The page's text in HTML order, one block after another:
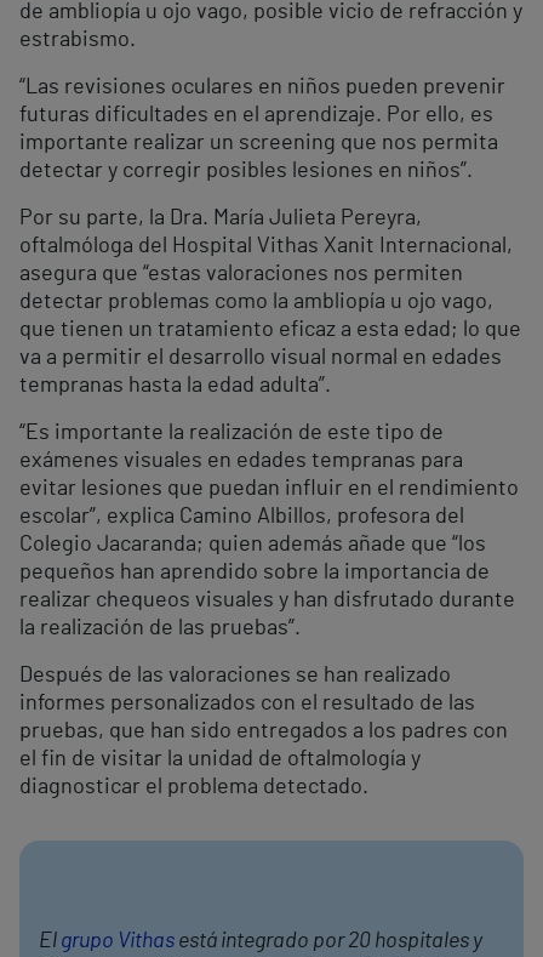
de ambliopía u ojo vago, posible vicio de refracción y
estrabismo.
“Las revisiones oculares en niños pueden prevenir
futuras dificultades en el aprendizaje. Por ello, es
importante realizar un screening que nos permita
detectar y corregir posibles lesiones en niños”.
Por su parte, la Dra. María Julieta Pereyra,
oftalmóloga del Hospital Vithas Xanit Internacional,
asegura que “estas valoraciones nos permiten
detectar problemas como la ambliopía u ojo vago,
que tienen un tratamiento eficaz a esta edad; lo que
va a permitir el desarrollo visual normal en edades
tempranas hasta la edad adulta”.
“Es importante la realización de este tipo de
exámenes visuales en edades tempranas para
evitar lesiones que puedan influir en el rendimiento
escolar”, explica Camino Albillos, profesora del
Colegio Jacaranda; quien además añade que “los
pequeños han aprendido sobre la importancia de
realizar chequeos visuales y han disfrutado durante
la realización de las pruebas”.
Después de las valoraciones se han realizado
informes personalizados con el resultado de las
pruebas, que han sido entregados a los padres con
el fin de visitar la unidad de oftalmología y
diagnosticar el problema detectado.
El grupo Vithas está integrado por 20 hospitales y